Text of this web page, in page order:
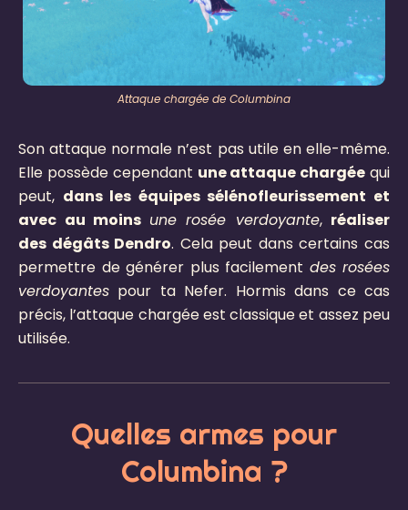
Attaque chargée de Columbina
Son attaque normale n’est pas utile en elle-même.
Elle possède cependant une attaque chargée qui
peut, dans les équipes sélénofleurissement et
avec au moins une rosée verdoyante, réaliser
des dégâts Dendro. Cela peut dans certains cas
permettre de générer plus facilement des rosées
verdoyantes pour ta Nefer. Hormis dans ce cas
précis, l’attaque chargée est classique et assez peu
utilisée.
Quelles armes pour
Columbina ?